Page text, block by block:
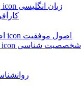
زبان انگلیسی
اصول موفقیت
شخصصیت شناسی